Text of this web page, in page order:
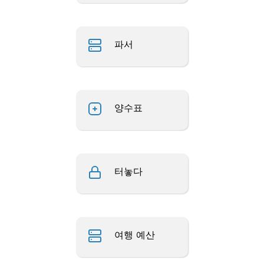
파서
양수표
터놓다
여행 예산